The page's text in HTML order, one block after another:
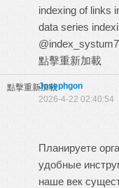
indexing of links
data series
點擊重新加載
點擊重新加載Josephgon
2026-4-22 02:40:54
Планируете
удобные
наше век